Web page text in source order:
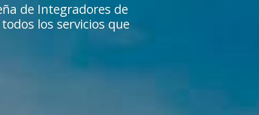
de Integradores de
los servicios que